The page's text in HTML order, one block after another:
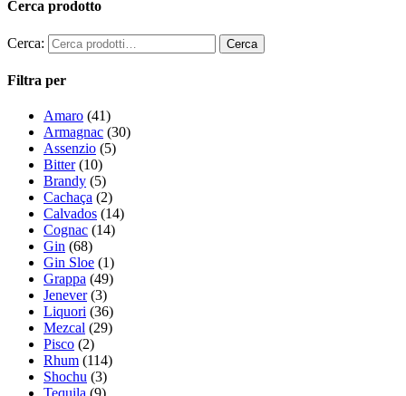
Cerca prodotto
Cerca:
Filtra per
Amaro (41)
Armagnac (30)
Assenzio (5)
Bitter (10)
Brandy (5)
Cachaça (2)
Calvados (14)
Cognac (14)
Gin (68)
Gin Sloe (1)
Grappa (49)
Jenever (3)
Liquori (36)
Mezcal (29)
Pisco (2)
Rhum (114)
Shochu (3)